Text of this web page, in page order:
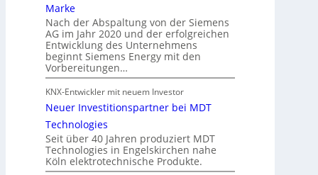
Marke
Nach der Abspaltung von der Siemens
AG im Jahr 2020 und der erfolgreichen
Entwicklung des Unternehmens
beginnt Siemens Energy mit den
Vorbereitungen…
KNX-Entwickler mit neuem Investor
Neuer Investitionspartner bei MDT
Technologies
Seit über 40 Jahren produziert MDT
Technologies in Engelskirchen nahe
Köln elektrotechnische Produkte.